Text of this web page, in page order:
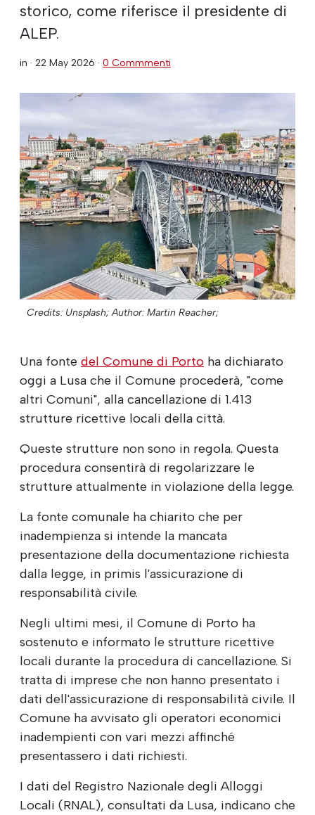
storico, come riferisce il presidente di
ALEP.
in · 22 May 2026 · 0 Commmenti
Credits: Unsplash; Author: Martin Reacher;
Una fonte del Comune di Porto ha dichiarato
oggi a Lusa che il Comune procederà, "come
altri Comuni", alla cancellazione di 1.413
strutture ricettive locali della città.
Queste strutture non sono in regola. Questa
procedura consentirà di regolarizzare le
strutture attualmente in violazione della legge.
La fonte comunale ha chiarito che per
inadempienza si intende la mancata
presentazione della documentazione richiesta
dalla legge, in primis l'assicurazione di
responsabilità civile.
Negli ultimi mesi, il Comune di Porto ha
sostenuto e informato le strutture ricettive
locali durante la procedura di cancellazione. Si
tratta di imprese che non hanno presentato i
dati dell'assicurazione di responsabilità civile. Il
Comune ha avvisato gli operatori economici
inadempienti con vari mezzi affinché
presentassero i dati richiesti.
I dati del Registro Nazionale degli Alloggi
Locali (RNAL), consultati da Lusa, indicano che